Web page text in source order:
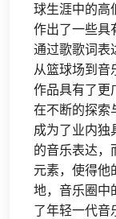
球生涯中的高
作出了一些具
通过歌歌词表
从篮球场到音
作品具有了更
在不断的探索
成为了业内独
的音乐表达，
元素，使得他
地，音乐圈中
了年轻一代音